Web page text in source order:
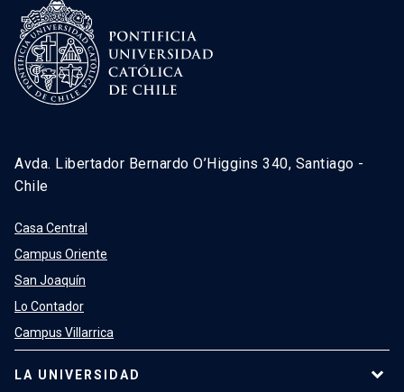
Avda. Libertador Bernardo O’Higgins 340, Santiago -
Chile
Casa Central
Campus Oriente
San Joaquín
Lo Contador
Campus Villarrica
LA UNIVERSIDAD